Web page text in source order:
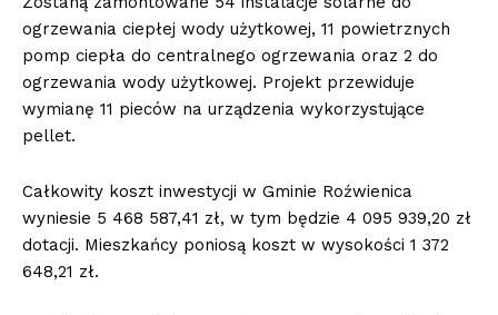
ogrzewania ciepłej wody użytkowej, 11 powietrznych
pomp ciepła do centralnego ogrzewania oraz 2 do
ogrzewania wody użytkowej. Projekt przewiduje
wymianę 11 pieców na urządzenia wykorzystujące
pellet.
Całkowity koszt inwestycji w Gminie Roźwienica
wyniesie 5 468 587,41 zł, w tym będzie 4 095 939,20 zł
dotacji. Mieszkańcy poniosą koszt w wysokości 1 372
648,21 zł.